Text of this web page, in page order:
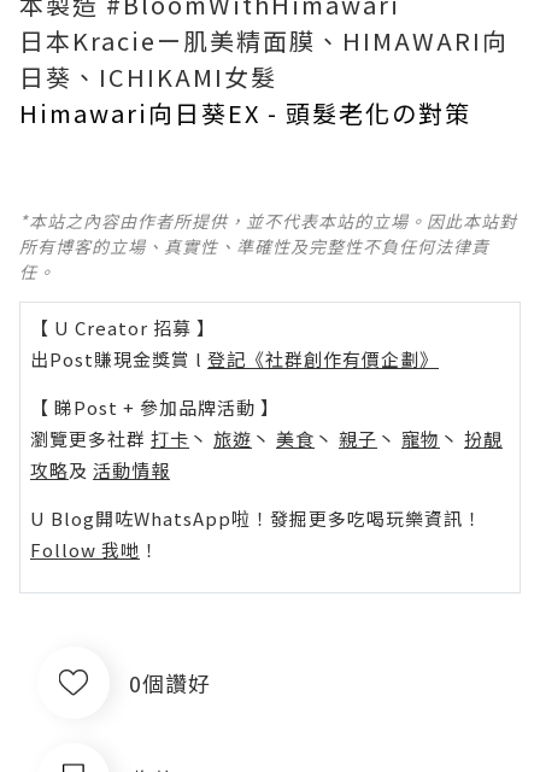
日本Kracieー肌美精面膜、HIMAWARI向
日葵、ICHIKAMI女髮
Himawari向日葵EX - 頭髮老化の對策
*本站之內容由作者所提供，並不代表本站的立場。因此本站對
所有博客的立場、真實性、準確性及完整性不負任何法律責
任。
【 U Creator 招募 】
出Post賺現金獎賞 l 登記《社群創作有價企劃》
【 睇Post + 參加品牌活動 】
瀏覽更多社群 打卡 丶 旅遊 丶 美食 丶 親子 丶 寵物 丶 扮靚
攻略及 活動情報
U Blog開咗WhatsApp啦！發掘更多吃喝玩樂資訊！
Follow 我哋 ！
0個讚好